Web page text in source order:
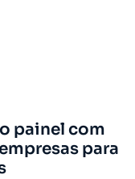
painel com
para